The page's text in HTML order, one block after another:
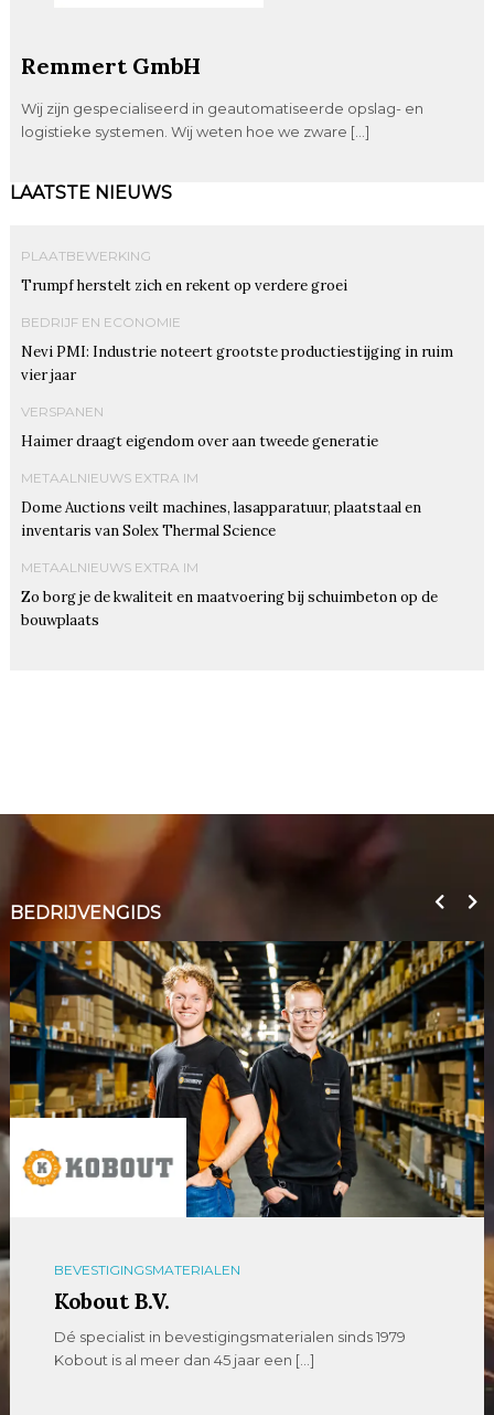
Remmert GmbH
Wij zijn gespecialiseerd in geautomatiseerde opslag- en
logistieke systemen. Wij weten hoe we zware […]
LAATSTE NIEUWS
PLAATBEWERKING
Trumpf herstelt zich en rekent op verdere groei
BEDRIJF EN ECONOMIE
Nevi PMI: Industrie noteert grootste productiestijging in ruim
vier jaar
VERSPANEN
Haimer draagt eigendom over aan tweede generatie
METAALNIEUWS EXTRA IM
Dome Auctions veilt machines, lasapparatuur, plaatstaal en
inventaris van Solex Thermal Science
METAALNIEUWS EXTRA IM
Zo borg je de kwaliteit en maatvoering bij schuimbeton op de
bouwplaats
BEDRIJVENGIDS
BEVESTIGINGSMATERIALEN
Kobout B.V.
Dé specialist in bevestigingsmaterialen sinds 1979
Kobout is al meer dan 45 jaar een […]